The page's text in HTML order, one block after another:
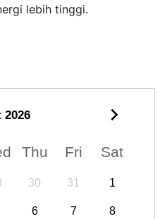
lebih tinggi.
2026
Thu Fri Sat
30 31 1
6 7 8